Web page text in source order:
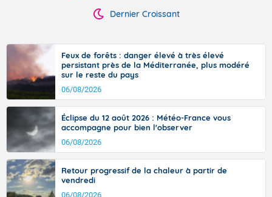
Dernier Croissant
Feux de forêts : danger élevé à très élevé
persistant près de la Méditerranée, plus modéré
sur le reste du pays
06/08/2026
Éclipse du 12 août 2026 : Météo-France vous
accompagne pour bien l'observer
06/08/2026
Retour progressif de la chaleur à partir de
vendredi
06/08/2026